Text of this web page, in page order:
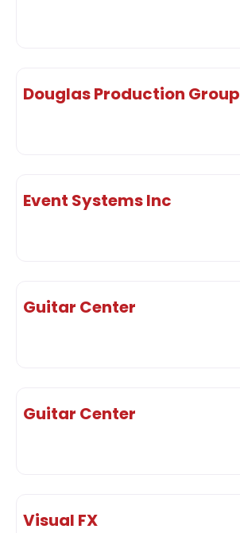
Douglas Production Group
Event Systems Inc
Guitar Center
Guitar Center
Visual FX